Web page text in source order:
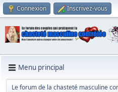
Connexion Inscrivez-vous
Menu principal
Le forum de la chasteté masculine